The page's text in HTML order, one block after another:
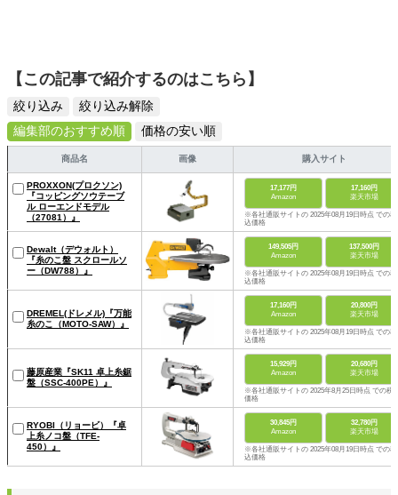
【この記事で紹介するのはこちら】
絞り込み
絞り込み解除
編集部のおすすめ順
価格の安い順
商品名 画像 購入サイト
PROXXON(プロクソン)
『コッピングソウテーブ
ル ローエンドモデル
（27081）』
17,177円
Amazon
17,160円
楽天市場
※各社通販サイトの 2025年08月19日時点 での税
込価格
Dewalt（デウォルト）
『糸のこ盤 スクロールソ
ー（DW788）』
149,505円
Amazon
137,500円
楽天市場
※各社通販サイトの 2025年08月19日時点 での税
込価格
DREMEL(ドレメル)『万能
糸のこ（MOTO-SAW）』
17,160円
Amazon
20,800円
楽天市場
※各社通販サイトの 2025年08月19日時点 での税
込価格
藤原産業『SK11 卓上糸鋸
盤（SSC-400PE）』
15,929円
Amazon
20,680円
楽天市場
※各社通販サイトの 2025年8月25日時点 での税
価格
RYOBI（リョービ）『卓
上糸ノコ盤（TFE-
450）』
30,845円
Amazon
32,780円
楽天市場
※各社通販サイトの 2025年08月19日時点 での税
込価格